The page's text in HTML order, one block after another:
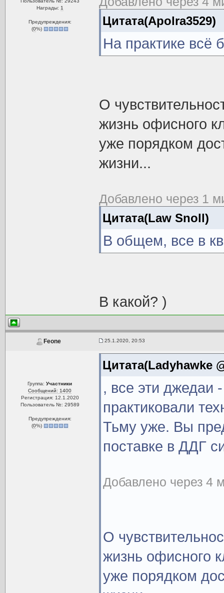
Награды: 1
Предупреждения:
(0%)
Цитата(Apolra3529)
На практике всё
О
жизнь офисного
уже порядком
жизни...
Добавлено через 1
Цитата(Law Snoll)
В общем, все в
В какой? )
Feone 25.1.2020, 20:53
Группа:Участники
Сообщений: 1400
Регистрация: 12.1.2020
Пользователь №: 29589
Предупреждения:
(0%)
Цитата(Ladyhawke
, все эти джедаи
практиковали
Тьму уже. Вы
поставке в ДДГ
Добавлено через 4
О
жизнь офисного
уже порядком